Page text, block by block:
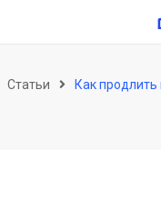
Статьи
Как